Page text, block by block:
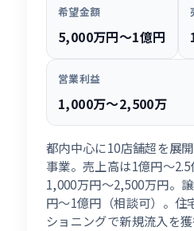
希望金額
5,000万円〜1億円
営業利益
1,000万〜2,500万
都内中心に10店舗超を展
事業。売上高は1億円〜
1,000万円〜2,500万円。
円〜1億円（相談可）。
ショニングで新規流入を獲